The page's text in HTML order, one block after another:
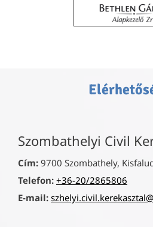
Szombathelyi Civil
Cím: 9700 Szombathely,
Telefon: +36-20/2865806
E-mail: